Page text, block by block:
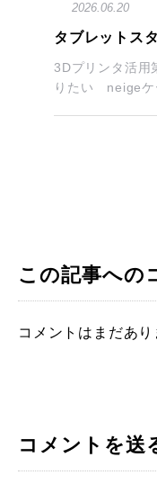
2026.06.20
タブレットス
3Dプリンタ活用
りたい neigeケ
この記事への
コメントはまだあり
コメントを送